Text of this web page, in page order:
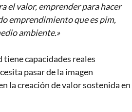
el valor, emprender para hacer
emprendimiento que es pim,
ambiente.»
capacidades reales
pasar de la imagen
la creación de valor sostenida en